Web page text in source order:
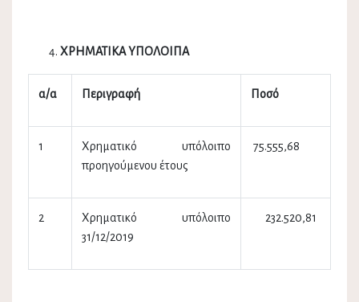
ΧΡΗΜΑΤΙΚΑ ΥΠΟΛΟΙΠΑ
α/α Περιγραφή Ποσό
1
Χρηματικό υπόλοιπο
προηγούμενου έτους
75.555,68
2
Χρηματικό υπόλοιπο
31/12/2019
232.520,81